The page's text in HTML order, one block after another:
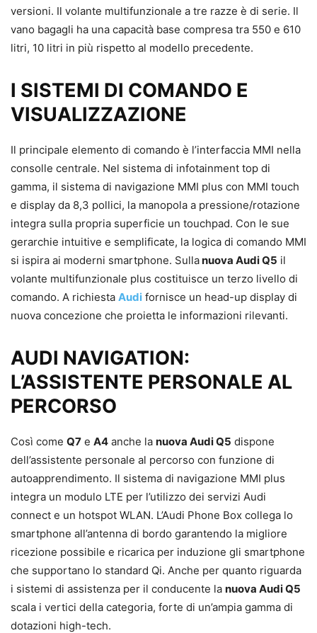
versioni. Il volante multifunzionale a tre razze è di serie. Il
vano bagagli ha una capacità base compresa tra 550 e 610
litri, 10 litri in più rispetto al modello precedente.
I SISTEMI DI COMANDO E
VISUALIZZAZIONE
Il principale elemento di comando è l’interfaccia MMI nella
consolle centrale. Nel sistema di infotainment top di
gamma, il sistema di navigazione MMI plus con MMI touch
e display da 8,3 pollici, la manopola a pressione/rotazione
integra sulla propria superficie un touchpad. Con le sue
gerarchie intuitive e semplificate, la logica di comando MMI
si ispira ai moderni smartphone. Sullanuova Audi Q5 il
volante multifunzionale plus costituisce un terzo livello di
comando. A richiesta Audi fornisce un head-up display di
nuova concezione che proietta le informazioni rilevanti.
AUDI NAVIGATION:
L’ASSISTENTE PERSONALE AL
PERCORSO
Così come Q7 e A4 anche la nuova Audi Q5 dispone
dell’assistente personale al percorso con funzione di
autoapprendimento. Il sistema di navigazione MMI plus
integra un modulo LTE per l’utilizzo dei servizi Audi
connect e un hotspot WLAN. L’Audi Phone Box collega lo
smartphone all’antenna di bordo garantendo la migliore
ricezione possibile e ricarica per induzione gli smartphone
che supportano lo standard Qi. Anche per quanto riguarda
i sistemi di assistenza per il conducente la nuova Audi Q5
scala i vertici della categoria, forte di un’ampia gamma di
dotazioni high-tech.